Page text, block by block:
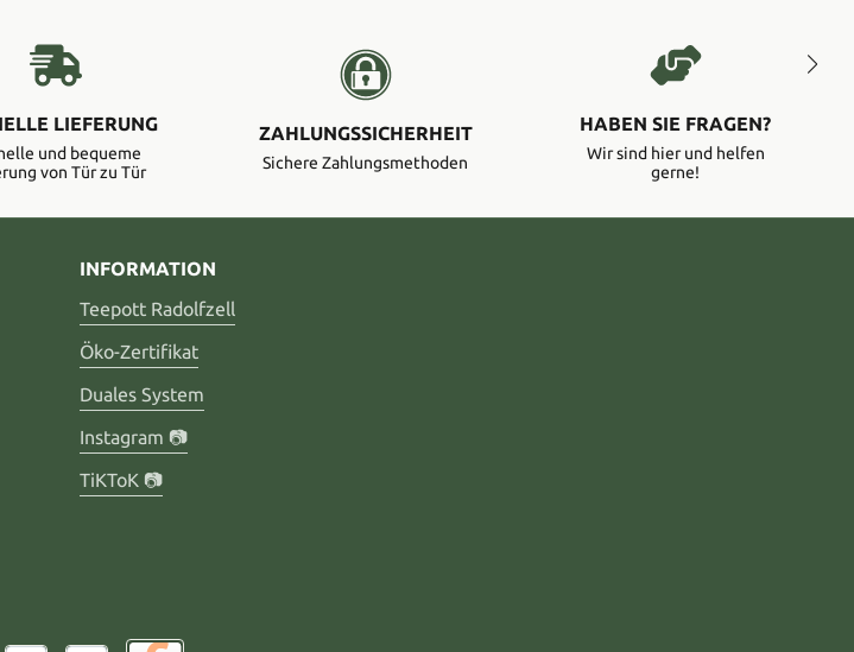
LIEFERUNG
und bequeme
von Tür zu Tür
ZAHLUNGSSICHERHEIT
Sichere Zahlungsmethoden
HABEN SIE FRAGEN?
Wir sind hier und helfen
gerne!
INFORMATION
Teepott Radolfzell
Öko-Zertifikat
Duales System
Instagram 📷
TiKToK 📷